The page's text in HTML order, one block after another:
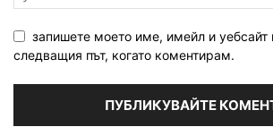
запишете моето име, имейл и уебсайт
следващия път, когато коментирам.